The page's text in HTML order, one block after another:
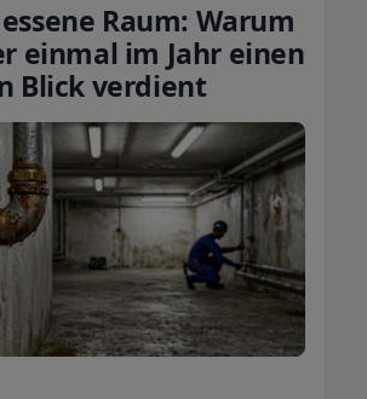
Raum: Warum
einmal im Jahr einen
Blick verdient